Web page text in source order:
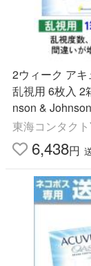
2ウィーク ア
乱視用 6枚入 2
nson &
無料
東海コンタク
6,438円